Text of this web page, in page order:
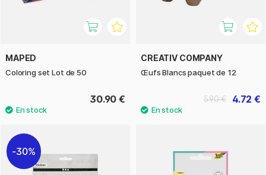
MAPED
Coloring set Lot de 50
30.90 €
CREATIV COMPANY
Œufs Blancs paquet de 12
4.72 €
5.90 €
30%